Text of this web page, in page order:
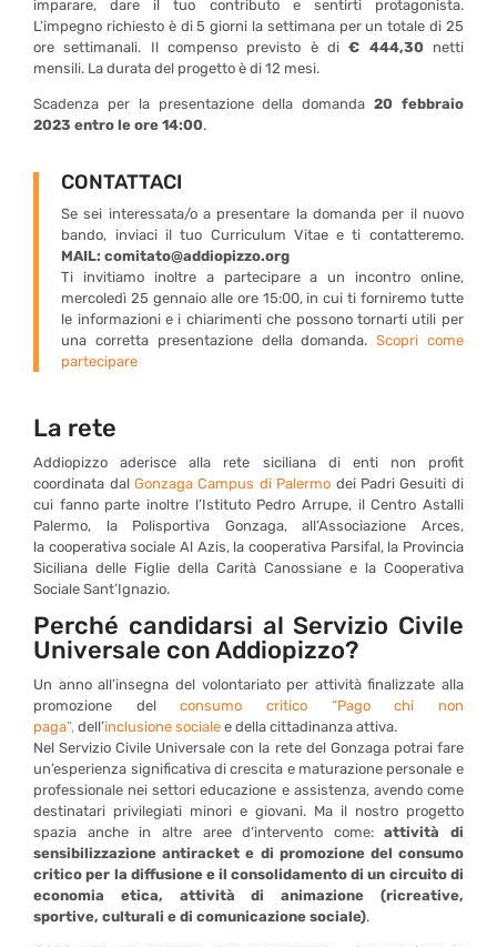
imparare, dare il tuo contributo e sentirti protagonista.
L’impegno richiesto è di 5 giorni la settimana per un totale di 25
ore settimanali. Il compenso previsto è di€ 444,30 netti
mensili. La durata del progetto è di 12 mesi.
Scadenza per la presentazione della domanda 20 febbraio
2023 entro le ore 14:00.
CONTATTACI
Se sei interessata/o a presentare la domanda per il nuovo
bando, inviaci il tuo Curriculum Vitae e ti contatteremo.
MAIL: comitato@addiopizzo.org
Ti invitiamo inoltre a partecipare a un incontro online,
mercoledì 25 gennaio alle ore 15:00, in cui ti forniremo tutte
le informazioni e i chiarimenti che possono tornarti utili per
una corretta presentazione della domanda.Scopri come
partecipare
La rete
Addiopizzo aderisce alla rete siciliana di enti non profit
coordinata dalGonzaga Campus di Palermo dei Padri Gesuiti di
cui fanno parte inoltre l’Istituto Pedro Arrupe, il Centro Astalli
Palermo, la Polisportiva Gonzaga, all’Associazione Arces,
la cooperativa sociale Al Azis, la cooperativa Parsifal, la Provincia
Siciliana delle Figlie della Carità Canossiane e la Cooperativa
Sociale Sant’Ignazio.
Perché candidarsi al Servizio Civile
Universale con Addiopizzo?
Un anno all’insegna del volontariato per attività finalizzate alla
promozione delconsumo critico “Pago chi non
paga”,dell’inclusione sociale e della cittadinanza attiva.
Nel Servizio Civile Universale con la rete del Gonzaga potrai fare
un’esperienza significativa di crescita e maturazione personale e
professionale nei settori educazione e assistenza, avendo come
destinatari privilegiati minori e giovani. Ma il nostro progetto
spazia anche in altre aree d’intervento come:attività di
sensibilizzazione antiracket e di promozione del consumo
critico per la diffusione e il consolidamento di un circuito di
economia etica, attività di animazione (ricreative,
sportive, culturali e di comunicazione sociale).